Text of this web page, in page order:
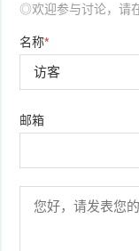
◎欢迎参与讨论，请
名称*
邮箱